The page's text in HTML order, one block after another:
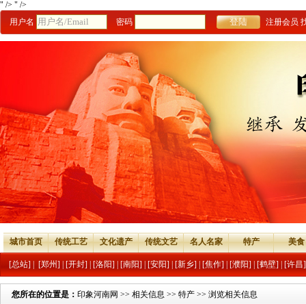
" /> " />
用户名
密码 注册会员
城市首页 传统工艺 文化遗产 传统文艺 名人名家 特产 美食
[总站] [郑州] [开封] [洛阳] [南阳] [安阳] [新乡] [焦作] [濮阳] [鹤壁] [许昌]
您所在的位置是： 印象河南网 >> 相关信息 >> 特产 >> 浏览相关信息